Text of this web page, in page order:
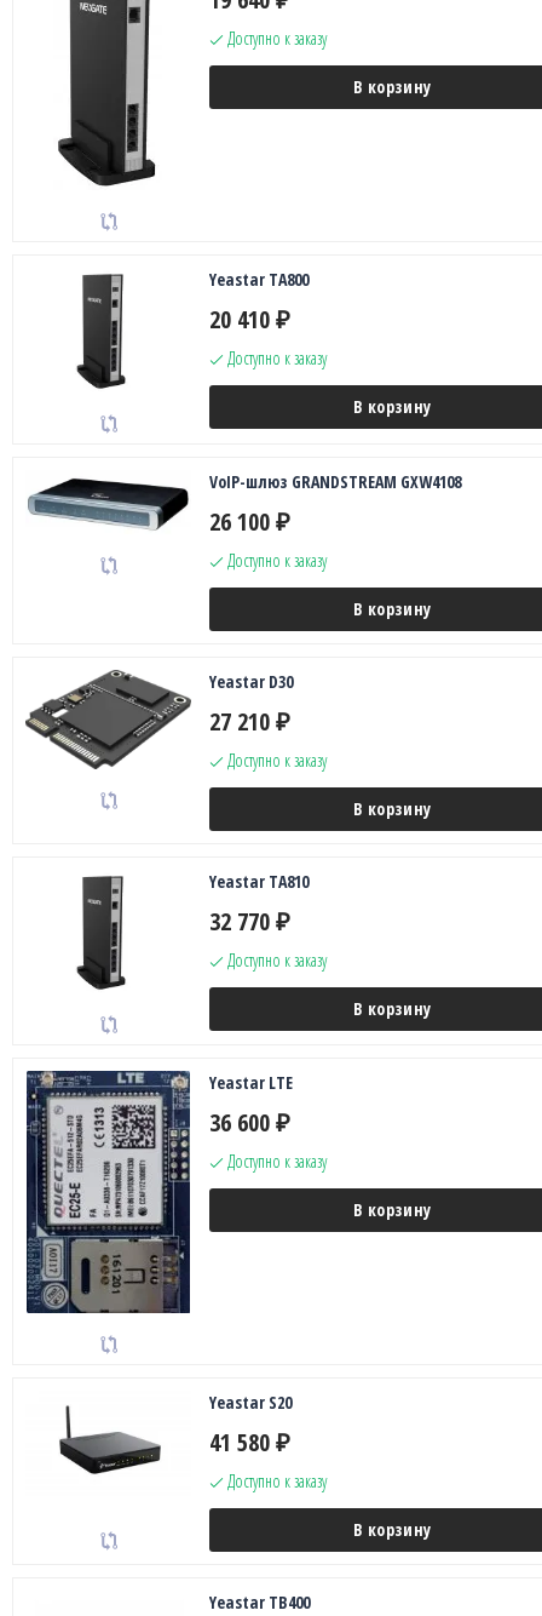
Доступно к заказу
В корзину
Yeastar TA800
20 410 ₽
Доступно к заказу
В корзину
VoIP-шлюз GRANDSTREAM GXW4108
26 100 ₽
Доступно к заказу
В корзину
Yeastar D30
27 210 ₽
Доступно к заказу
В корзину
Yeastar TA810
32 770 ₽
Доступно к заказу
В корзину
Yeastar LTE
36 600 ₽
Доступно к заказу
В корзину
Yeastar S20
41 580 ₽
Доступно к заказу
В корзину
Yeastar TB400